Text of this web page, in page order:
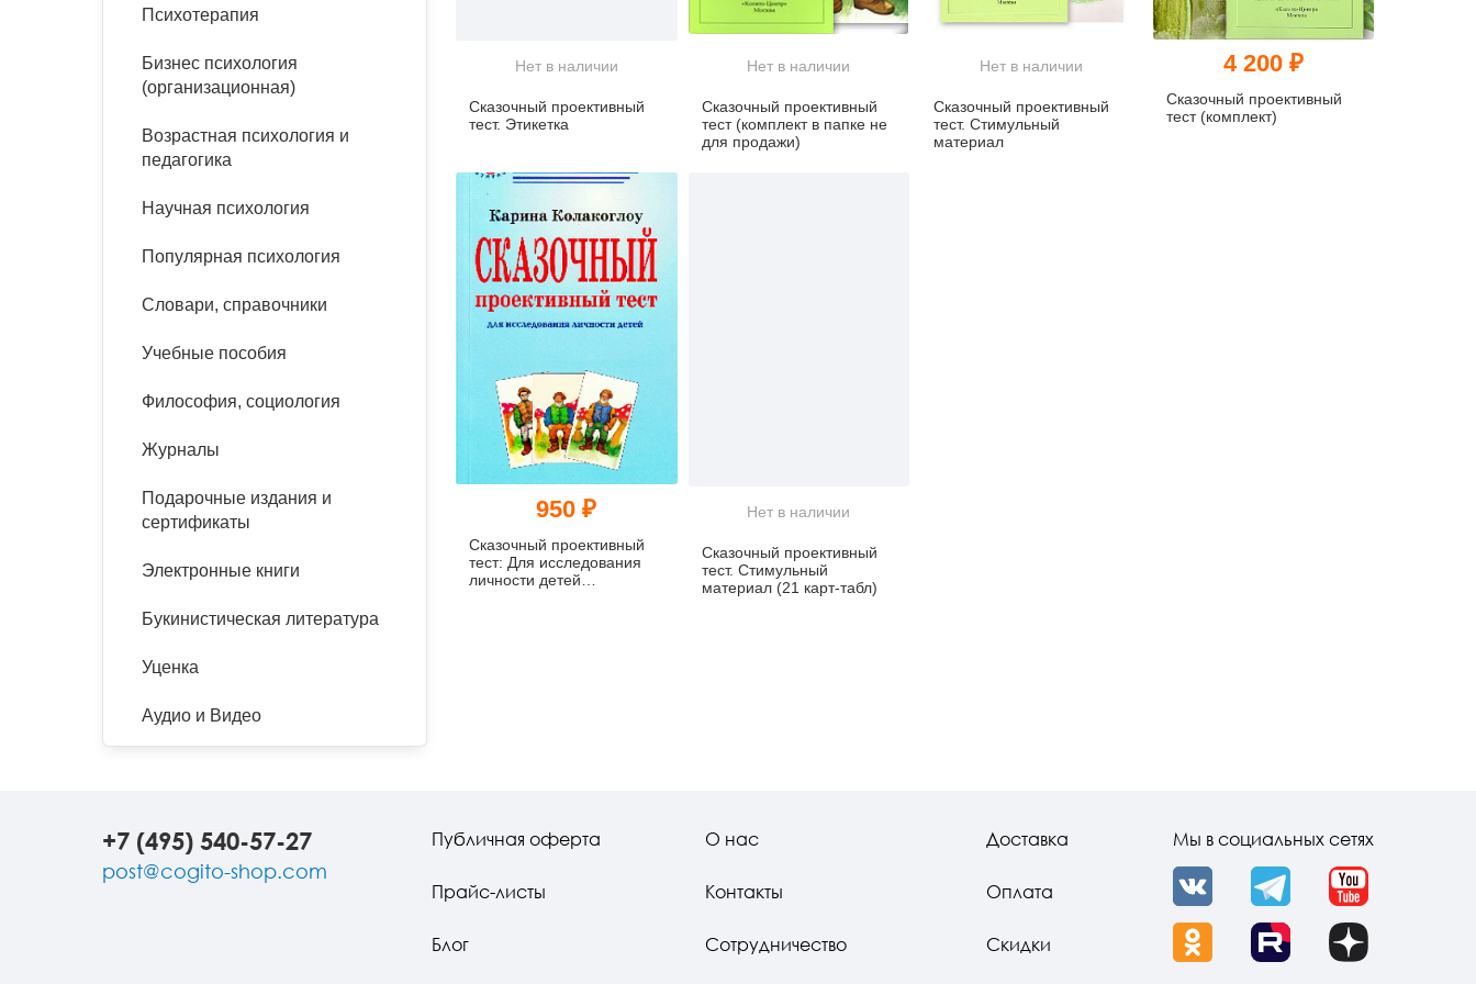
панические атаки
Психодрама
Сказкотерапия
психотерапии
Классический, эриксоновский
эргономика
Социальная психология
Психология развития
организационная психология
психоанализ
Психотерапия
Бизнес психология
(организационная)
Возрастная психология и
педагогика
Научная психология
Популярная психология
Словари, справочники
Учебные пособия
Философия, социология
Журналы
Подарочные издания и
сертификаты
Электронные книги
Букинистическая литература
Уценка
Аудио и Видео
Нет в наличии
Сказочный проективный
тест. Этикетка
Нет в наличии
Сказочный проективный
тест (комплект в папке не
для продажи)
Нет в наличии
Сказочный проективный
тест. Стимульный
материал
4 200 ₽
Сказочный проективный
тест (комплект)
950 ₽
Сказочный проективный
тест: Для исследования
личности детей
Нет в наличии
Сказочный проективный
тест. Стимульный
материал (21 карт-табл)
+7 (495) 540-57-27
post@cogito-shop.com
Публичная оферта
Прайс-листы
Блог
О нас
Контакты
Сотрудничество
Доставка
Оплата
Скидки
Мы в социальных сетях
VK Telegram YouTube
OK Rutube Dzen